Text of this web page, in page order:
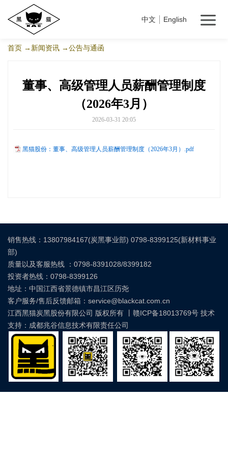
中文 English
首页 →新闻资讯 →公告与通函
董事、高级管理人员薪酬管理制度
（2026年3月）
2026-03-31 20:05
黑猫股份：董事、高级管理人员薪酬管理制度（2026年3月）.pdf
销售热线：13807984167(炭黑事业部) 0798-8399125(新材料事业
部)
质量以及客服热线 ：0798-8391028/8399182
投资者热线：0798-8399126
地址：中国江西省景德镇市昌江区历尧
客户服务/售后反馈邮箱：service@blackcat.com.cn
江西黑猫炭黑股份有限公司 版权所有 丨 赣ICP备18013769号 技术
支持：成都兆谷信息技术有限责任公司